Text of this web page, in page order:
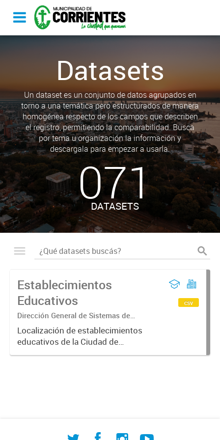
Datasets
Un dataset es un conjunto de datos agrupados en
torno a una temática pero estructurados de manera
homogénea respecto de los campos que describen
el registro, permitiendo la comparabilidad. Busca
por tema u organización la información y
descargala para empezar a usarla.
071
DATASETS
Establecimientos
Educativos
Dirección General de Sistemas de
Información Geográfica
Localización de establecimientos
educativos de la Ciudad de
Corrientes
csv